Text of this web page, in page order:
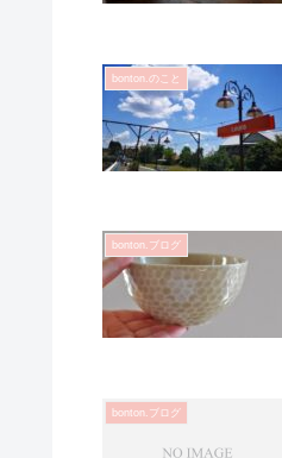
bonton.のこと
bonton.ブログ
bonton.ブログ